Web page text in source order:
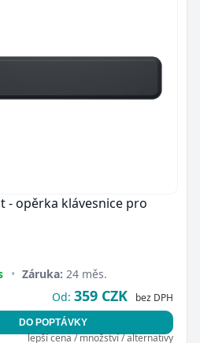
- opěrka klávesnice pro
• Záruka: 24 měs.
Od: 359 CZK bez DPH
DO POPTÁVKY
lepší cena / množství / alternativy